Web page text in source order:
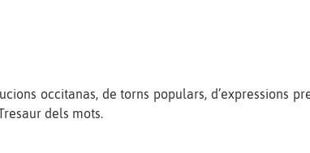
occitanas, de torns populars, d’expressions
dels mots.